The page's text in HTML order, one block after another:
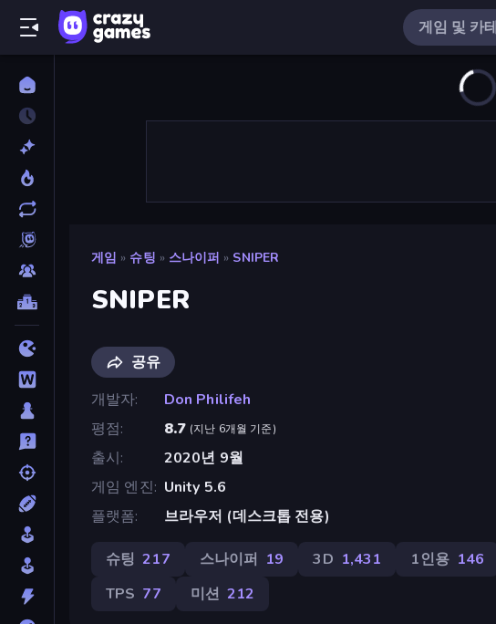
게임 » 슈팅 » 스나이퍼 » SNIPER
SNIPER
공유
개발자
Don Philifeh
평점
8.7 (지난 6개월 기준)
출시
2020년 9월
게임 엔진
Unity 5.6
플랫폼
브라우저 (데스크톱 전용)
슈팅 217 스나이퍼 19 3D 1,431 1인용 146
TPS 77 미션 212